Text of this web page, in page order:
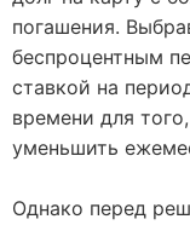
погашения.
беспроцентным
ставкой на
времени для
уменьшить
Однако перед